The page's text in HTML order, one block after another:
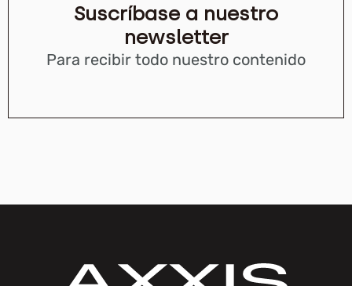
Suscríbase a nuestro
newsletter
Para recibir todo nuestro contenido